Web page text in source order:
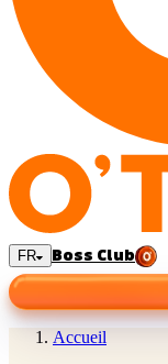
FR
Boss Club
Accueil